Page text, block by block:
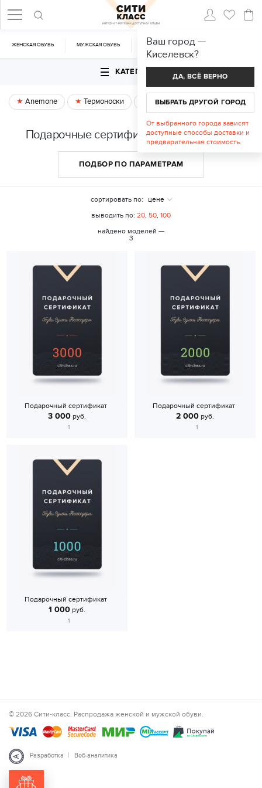
ЖЕНСКАЯ ОБУВЬ МУЖСКАЯ ОБУВЬ CУМКИ
КАТЕГОРИИ
Anemone Термоноски Спецпредложение
Подарочные сертификаты в Киселевске
ПОДБОР ПО ПАРАМЕТРАМ
сортировать по:
цене
выводить по: 20, 50, 100
найдено моделей —
3
Подарочный сертификат
3 000 руб.
1
Подарочный сертификат
2 000 руб.
1
Подарочный сертификат
1 000 руб.
1
© 2026 Сити-класс. Распродажа женской и мужской обуви.
Разработка | Веб-аналитика
Ваш город —
Киселевск?
ДА, ВСЁ ВЕРНО
ВЫБРАТЬ ДРУГОЙ ГОРОД
От выбранного города зависят
доступные способы доставки и
предварительная стоимость.